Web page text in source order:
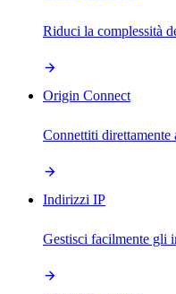
Riduci la complessità
Origin Connect
Connettiti direttamente
Indirizzi IP
Gestisci facilmente gli